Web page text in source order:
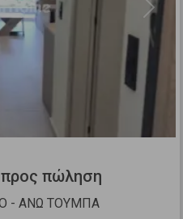
Next
προς πώληση
- ΑΝΩ ΤΟΥΜΠΑ